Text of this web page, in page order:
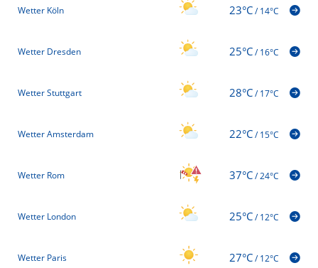
Wetter Köln 23°C/14°C
Wetter Dresden 25°C/16°C
Wetter Stuttgart 28°C/17°C
Wetter Amsterdam 22°C/15°C
Wetter Rom 37°C/24°C
Wetter London 25°C/12°C
Wetter Paris 27°C/12°C